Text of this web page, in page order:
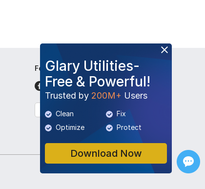
Glary Utilities-
Free & Powerful!
Trusted by 200M+ Users
Clean
Fix
Optimize
Protect
Download Now
Folge uns
Deutsch